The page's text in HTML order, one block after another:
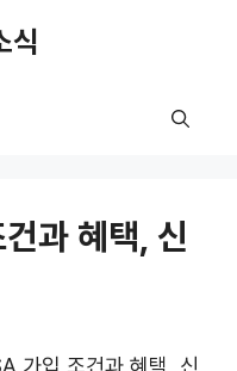
식
과 혜택, 신
가입 조건과 혜택, 신